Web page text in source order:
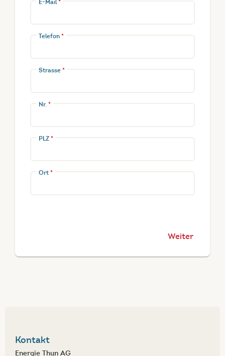
E-Mail*
Telefon *
Strasse *
Nr. *
PLZ *
Ort *
Kontakt
Energie Thun AG